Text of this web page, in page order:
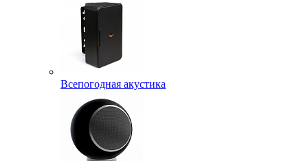
Всепогодная акустика